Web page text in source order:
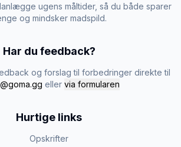
ugens måltider, så du både sparer
og mindsker madspild.
Har du feedback?
og forslag til forbedringer direkte til
eller via formularen
Hurtige links
Opskrifter